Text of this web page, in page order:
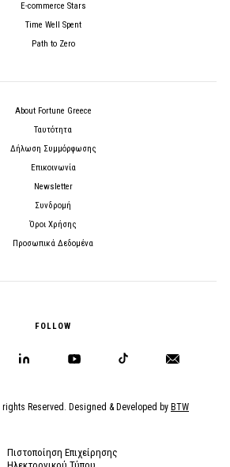
E-commerce Stars
Time Well Spent
Path to Zero
About Fortune Greece
Ταυτότητα
Δήλωση Συμμόρφωσης
Επικοινωνία
Newsletter
Συνδρομή
Όροι Χρήσης
Προσωπικά Δεδομένα
FOLLOW
rights Reserved. Designed & Developed by BTW
Πιστοποίηση Επιχείρησης